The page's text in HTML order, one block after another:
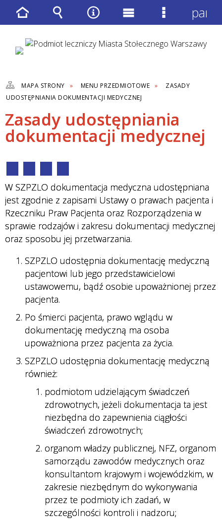
MAPA STRONY MENU PRZEDMIOTOWE
ZASADY
UDOSTĘPNIANIA DOKUMENTACJI MEDYCZNEJ
Zasady udostępniania
dokumentacji medycznej
W SZPZLO dokumentacja medyczna udostępniana
jest zgodnie z zapisami Ustawy o prawach pacjenta i
Rzeczniku Praw Pacjenta oraz Rozporządzenia w
sprawie rodzajów i zakresu dokumentacji medycznej
oraz sposobu jej przetwarzania.
SZPZLO udostępnia dokumentację medyczną
pacjentowi lub jego przedstawicielowi
ustawowemu, bądź osobie upoważnionej przez
pacjenta.
Po śmierci pacjenta, prawo wglądu w
dokumentację medyczną ma osoba
upoważniona przez pacjenta za życia.
SZPZLO udostępnia dokumentację medyczną
również:
podmiotom udzielającym świadczeń
zdrowotnych, jeżeli dokumentacja ta jest
niezbędna do zapewnienia ciągłości
świadczeń zdrowotnych;
organom władzy publicznej, NFZ, organom
samorządu zawodów medycznych oraz
konsultantom krajowym i wojewódzkim, w
zakresie niezbędnym do wykonywania
przez te podmioty ich zadań, w
szczególności kontroli i nadzoru;
Strona
główna
Wyszukiwarka
Narzędzia
Menu
główne
Menu
panel